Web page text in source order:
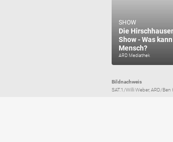
SHOW
Die
Show - Was
Mensch?
ARD Mediathek
Bildnachweis
SAT.1/Willi Weber, ARD/